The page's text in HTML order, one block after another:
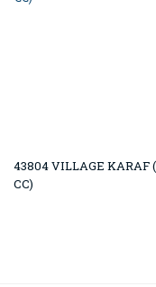
43804 VILLAGE KARAF
CC)